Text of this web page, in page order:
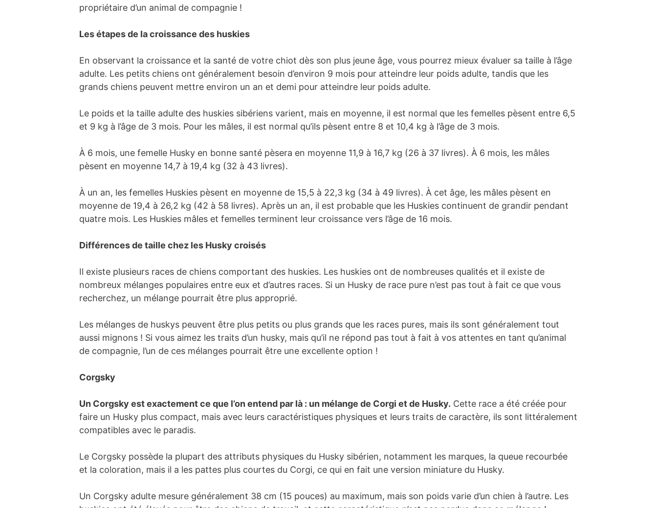
propriétaire d’un animal de compagnie !
Les étapes de la croissance des huskies
En observant la croissance et la santé de votre chiot dès son plus jeune âge, vous pourrez mieux évaluer sa taille à l’âge
adulte. Les petits chiens ont généralement besoin d’environ 9 mois pour atteindre leur poids adulte, tandis que les
grands chiens peuvent mettre environ un an et demi pour atteindre leur poids adulte.
Le poids et la taille adulte des huskies sibériens varient, mais en moyenne, il est normal que les femelles pèsent entre 6,5
et 9 kg à l’âge de 3 mois. Pour les mâles, il est normal qu’ils pèsent entre 8 et 10,4 kg à l’âge de 3 mois.
À 6 mois, une femelle Husky en bonne santé pèsera en moyenne 11,9 à 16,7 kg (26 à 37 livres). À 6 mois, les mâles
pèsent en moyenne 14,7 à 19,4 kg (32 à 43 livres).
À un an, les femelles Huskies pèsent en moyenne de 15,5 à 22,3 kg (34 à 49 livres). À cet âge, les mâles pèsent en
moyenne de 19,4 à 26,2 kg (42 à 58 livres). Après un an, il est probable que les Huskies continuent de grandir pendant
quatre mois. Les Huskies mâles et femelles terminent leur croissance vers l’âge de 16 mois.
Différences de taille chez les Husky croisés
Il existe plusieurs races de chiens comportant des huskies. Les huskies ont de nombreuses qualités et il existe de
nombreux mélanges populaires entre eux et d’autres races. Si un Husky de race pure n’est pas tout à fait ce que vous
recherchez, un mélange pourrait être plus approprié.
Les mélanges de huskys peuvent être plus petits ou plus grands que les races pures, mais ils sont généralement tout
aussi mignons ! Si vous aimez les traits d’un husky, mais qu’il ne répond pas tout à fait à vos attentes en tant qu’animal
de compagnie, l’un de ces mélanges pourrait être une excellente option !
Corgsky
Un Corgsky est exactement ce que l’on entend par là : un mélange de Corgi et de Husky. Cette race a été créée pour
faire un Husky plus compact, mais avec leurs caractéristiques physiques et leurs traits de caractère, ils sont littéralement
compatibles avec le paradis.
Le Corgsky possède la plupart des attributs physiques du Husky sibérien, notamment les marques, la queue recourbée
et la coloration, mais il a les pattes plus courtes du Corgi, ce qui en fait une version miniature du Husky.
Un Corgsky adulte mesure généralement 38 cm (15 pouces) au maximum, mais son poids varie d’un chien à l’autre. Les